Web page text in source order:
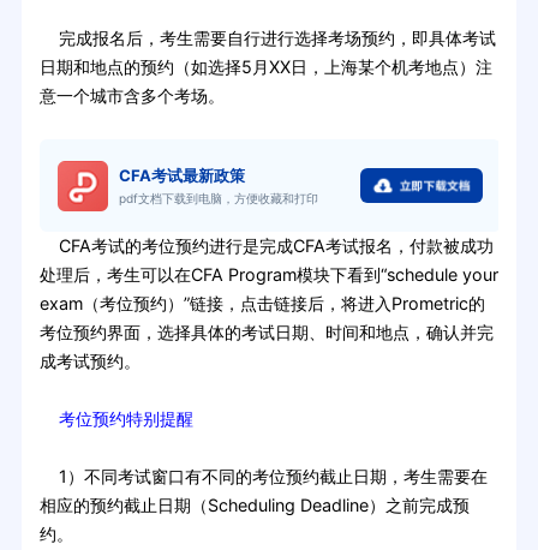
完成报名后，考生需要自行进行选择考场预约，即具体考试
日期和地点的预约（如选择5月XX日，上海某个机考地点）注
意一个城市含多个考场。
CFA考试最新政策
pdf文档下载到电脑，方便收藏和打印
CFA考试的考位预约进行是完成CFA考试报名，付款被成功
处理后，考生可以在CFA Program模块下看到“schedule your
exam（考位预约）”链接，点击链接后，将进入Prometric的
考位预约界面，选择具体的考试日期、时间和地点，确认并完
成考试预约。
考位预约特别提醒
1）不同考试窗口有不同的考位预约截止日期，考生需要在
相应的预约截止日期（Scheduling Deadline）之前完成预
约。